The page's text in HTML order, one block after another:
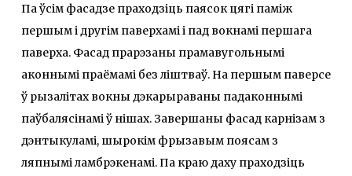
Па ўсім фасадзе праходзіць паясок цягі паміж
першым і другім паверхамі і пад вокнамі першага
паверха. Фасад прарэзаны прамавугольнымі
аконнымі праёмамі без ліштваў. На першым паверсе
ў рызалітах вокны дэкарыраваны падаконнымі
паўбалясінамі ў нішах. Завершаны фасад карнізам з
дэнтыкуламі, шырокім фрызавым поясам з
ляпнымі ламбрэкенамі. Па краю даху праходзіць